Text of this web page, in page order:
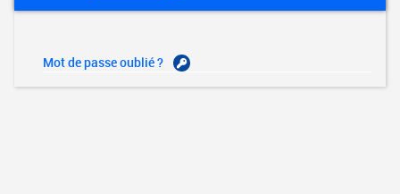
Mot de passe oublié ?